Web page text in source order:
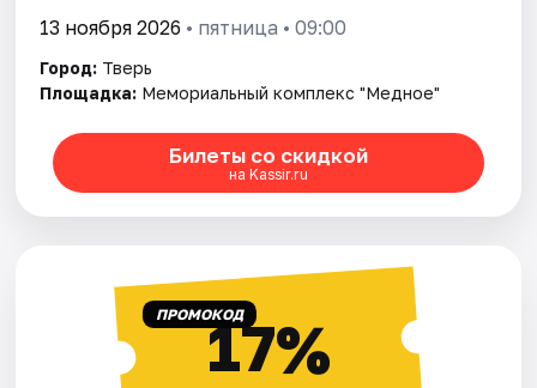
13 ноября 2026 • пятница • 09:00
Город: Тверь
Площадка: Мемориальный комплекс "Медное"
Билеты со скидкой
на Kassir.ru
ПРОМОКОД17%